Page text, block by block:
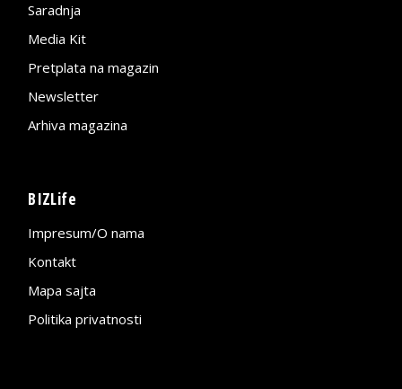
Saradnja
Media Kit
Pretplata na magazin
Newsletter
Arhiva magazina
BIZLife
Impresum/O nama
Kontakt
Mapa sajta
Politika privatnosti